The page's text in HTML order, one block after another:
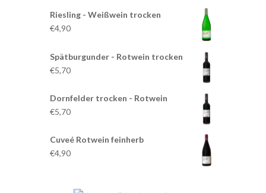
Riesling - Weißwein trocken
€4,90
Spätburgunder - Rotwein trocken
€5,70
Dornfelder trocken - Rotwein
€5,70
Cuveé Rotwein feinherb
€4,90